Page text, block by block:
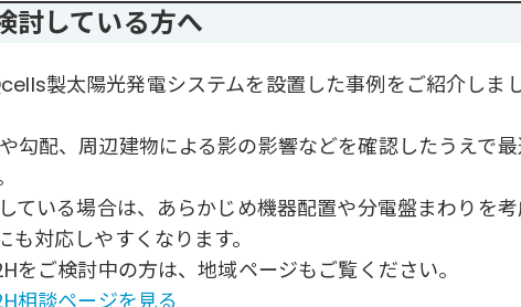
討している方へ
製太陽光発電システムを設置した事例をご紹介しま
勾配、周辺建物による影の影響などを確認したうえで
ている場合は、あらかじめ機器配置や分電盤まわりを考
対応しやすくなります。
ご検討中の方は、地域ページもご覧ください。
相談ページを見る